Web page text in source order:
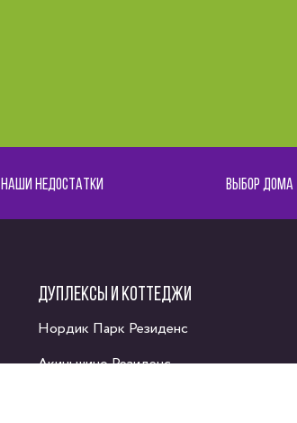
НАШИ НЕДОСТАТКИ ВЫБОР ДОМА
ДУПЛЕКСЫ И КОТТЕДЖИ
Нордик Парк Резиденс
Акиньшино Резиденс